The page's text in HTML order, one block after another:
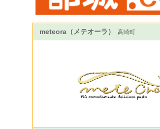
meteora（メテオーラ） 高崎町